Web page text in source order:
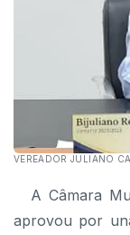
VEREADOR JULIANO
A Câmara
aprovou por